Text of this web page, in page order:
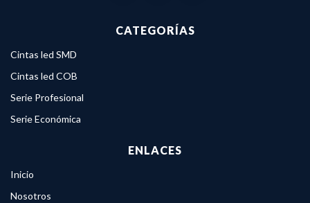
CATEGORÍAS
Cintas led SMD
Cintas led COB
Serie Profesional
Serie Económica
ENLACES
Inicio
Nosotros